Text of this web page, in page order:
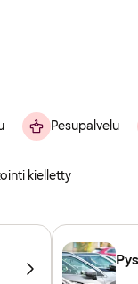
Pesupalvelu
kielletty